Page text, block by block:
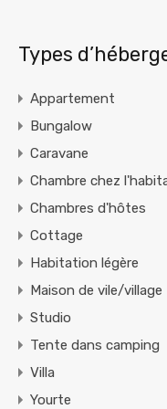
Types
Appartement
Bungalow
Caravane
Chambre chez
Chambres d'hôtes
Cottage
Habitation légère
Maison de vile/village
Studio
Tente dans camping
Villa
Yourte